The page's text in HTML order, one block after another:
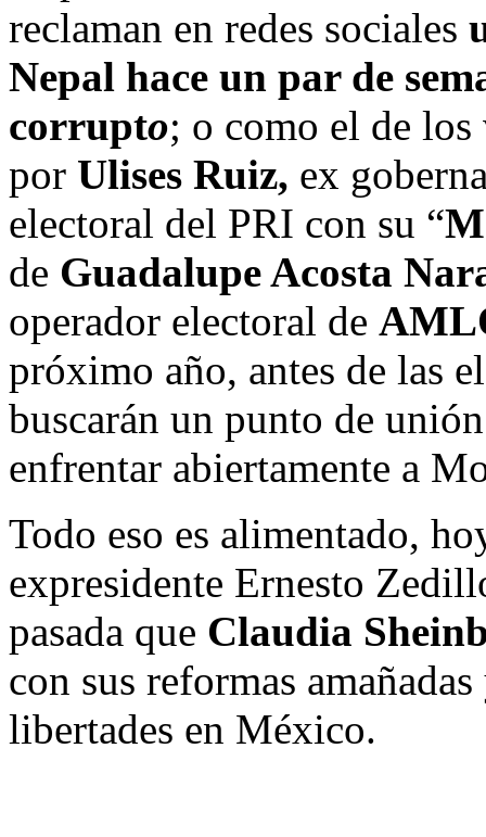
reclaman en redes sociales
Nepal hace un par de
corrupto; o como el de
por Ulises Ruiz, ex
electoral del PRI con su “
de Guadalupe Acosta
operador electoral de
próximo año, antes de las
buscarán un punto de
enfrentar abiertamente a
Todo eso es alimentado,
expresidente Ernesto
pasada que Claudia
con sus reformas
libertades en México.